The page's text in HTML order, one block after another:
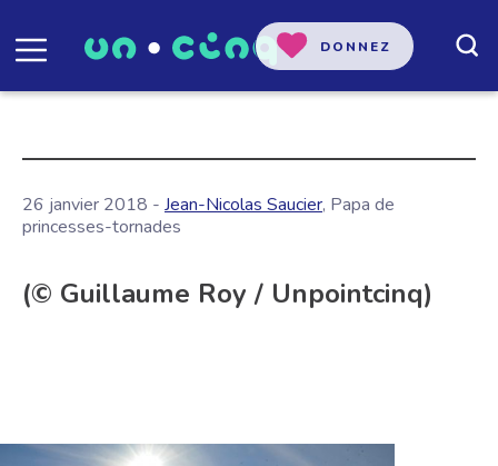
DONNEZ
26 janvier 2018 - Jean-Nicolas Saucier, Papa de
princesses-tornades
(© Guillaume Roy / Unpointcinq)